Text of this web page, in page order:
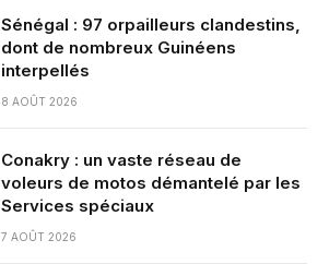
Sénégal : 97 orpailleurs clandestins,
dont de nombreux Guinéens
interpellés
8 AOÛT 2026
Conakry : un vaste réseau de
voleurs de motos démantelé par les
Services spéciaux
7 AOÛT 2026